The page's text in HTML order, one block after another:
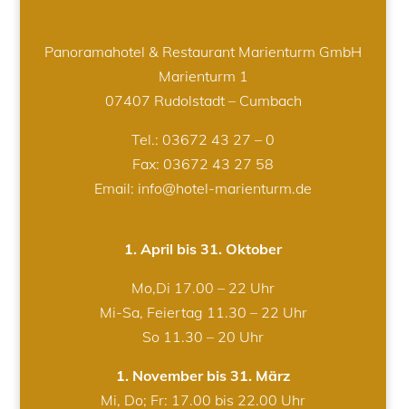
Panoramahotel & Restaurant Marienturm GmbH
Marienturm 1
07407 Rudolstadt – Cumbach
Tel.: 03672 43 27 – 0
Fax: 03672 43 27 58
Email: info@hotel-marienturm.de
1. April bis 31. Oktober
Mo,Di 17.00 – 22 Uhr
Mi-Sa, Feiertag 11.30 – 22 Uhr
So 11.30 – 20 Uhr
1. November bis 31. März
Mi, Do; Fr: 17.00 bis 22.00 Uhr